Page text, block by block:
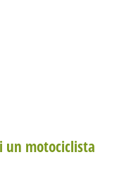
un motociclista